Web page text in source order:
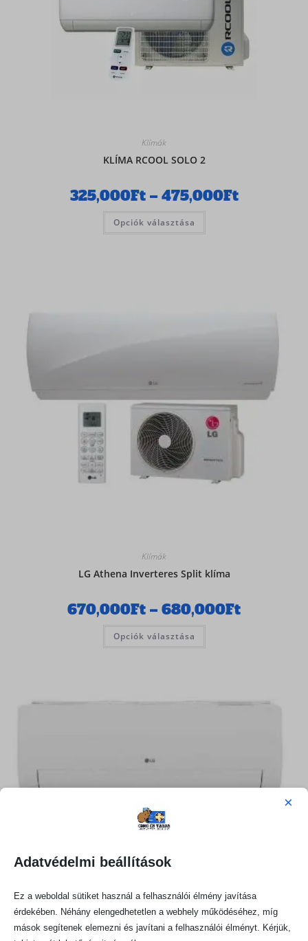
Klímák
KLÍMA RCOOL SOLO 2
325,000Ft – 475,000Ft
Opciók választása
Klímák
LG Athena Inverteres Split klíma
670,000Ft – 680,000Ft
Opciók választása
Adatvédelmi beállítások
×
Ez a weboldal sütiket használ a felhasználói élmény javítása
érdekében. Néhány elengedhetetlen a webhely működéséhez, míg
mások segítenek elemezni és javítani a felhasználói élményt. Kérjük,